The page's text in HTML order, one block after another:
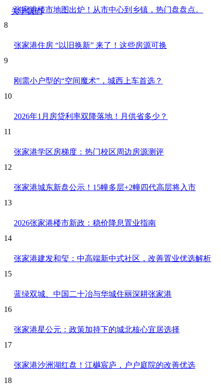
关于我们
张家港楼市地图出炉！从市中心到乡镇，热门盘盘点。
8
张家港住房 “以旧换新” 来了！这些房源可换
9
刚需小户型的“空间魔术”，城西上车首选？
10
2026年1月房贷利率双降落地！月供省多少？
11
张家港学区房梯度：热门校区周边房源测评
12
张家港城东新盘公示！15幢多层+2幢四代高层将入市
13
2026张家港楼市新政：稳价降息置业指南
14
张家港建发和玺：中高端新中式社区，改善置业优选解析
15
蓝绿双城、中国二十冶与华城住丽深耕张家港
16
张家港星公元：政策加持下的城北核心宜居选择
17
张家港沙洲湖红盘！江樾宸庐，户户庭院的改善优选
18